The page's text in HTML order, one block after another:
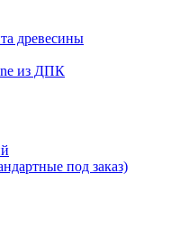
древесины
из ДПК
под заказ)